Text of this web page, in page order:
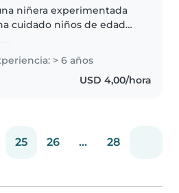
niñera experimentada
cuidado niños de edad
Soy responsable,
y tranquila. Cuento con
para el dibujo y las..
> 6 años
USD 4,00/hora
25 26 ... 28